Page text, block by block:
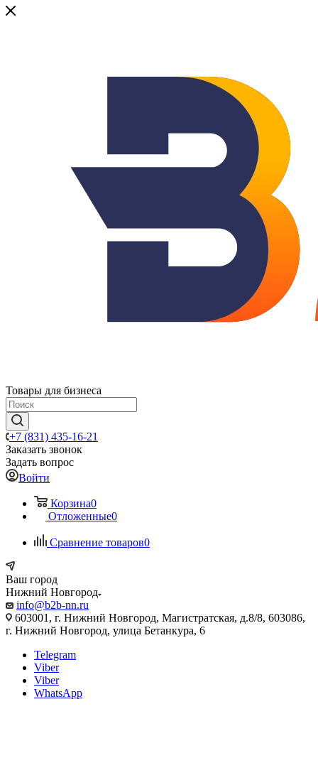
Товары для бизнеса
+7 (831) 435-16-21
Заказать звонок
Задать вопрос
Войти
Корзина0
Отложенные0
Сравнение товаров0
Ваш город
Нижний Новгород
info@b2b-nn.ru
603001, г. Нижний Новгород, Магистратская, д.8/8, 603086,
г. Нижний Новгород, улица Бетанкура, 6
Telegram
Viber
Viber
WhatsApp